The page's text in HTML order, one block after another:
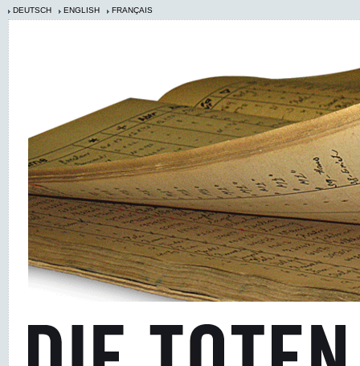
DEUTSCH ENGLISH FRANÇAIS